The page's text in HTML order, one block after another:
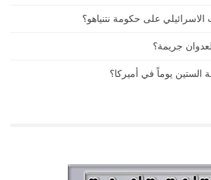
على حكومة نتنياهو؟
جريمة؟
الستين يوماً في أميركا؟